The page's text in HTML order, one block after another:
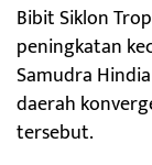
Bibit Siklon
peningkatan
Samudra
daerah
tersebut.